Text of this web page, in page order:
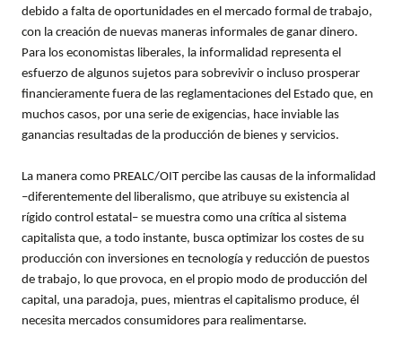
debido a falta de oportunidades en el mercado formal de trabajo,
con la creación de nuevas maneras informales de ganar dinero.
Para los economistas liberales, la informalidad representa el
esfuerzo de algunos sujetos para sobrevivir o incluso prosperar
financieramente fuera de las reglamentaciones del Estado que, en
muchos casos, por una serie de exigencias, hace inviable las
ganancias resultadas de la producción de bienes y servicios.
La manera como PREALC/OIT percibe las causas de la informalidad
–diferentemente del liberalismo, que atribuye su existencia al
rígido control estatal– se muestra como una crítica al sistema
capitalista que, a todo instante, busca optimizar los costes de su
producción con inversiones en tecnología y reducción de puestos
de trabajo, lo que provoca, en el propio modo de producción del
capital, una paradoja, pues, mientras el capitalismo produce, él
necesita mercados consumidores para realimentarse.